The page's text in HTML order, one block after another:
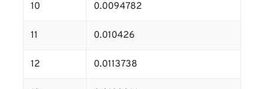
10 0.0094782
11 0.010426
12 0.0113738